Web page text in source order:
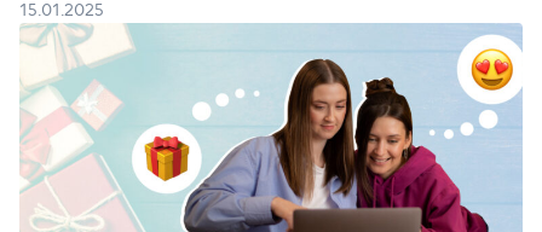
15.01.2025